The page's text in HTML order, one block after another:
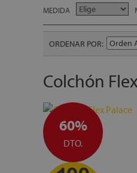
MEDIDA
ORDENAR POR
Colchón
60%
DTO.